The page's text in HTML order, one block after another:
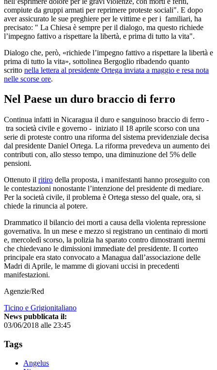
compiute da gruppi armati per reprimere proteste sociali". E dopo
aver assicurato le sue preghiere per le vittime e per i familiari, ha
precisato: " La Chiesa è sempre per il dialogo, ma questo richiede
l’impegno fattivo a rispettare la libertà, e prima di tutto la vita".
Dialogo che, però, «richiede l’impegno fattivo a rispettare la libertà e
prima di tutto la vita», sottolinea Bergoglio ribadendo quanto
scritto nella lettera al presidente Ortega inviata a maggio e resa nota
nelle scorse ore.
Nel Paese un duro braccio di ferro
Continua infatti in Nicaragua il duro e sanguinoso braccio di ferro -
tra società civile e governo - iniziato il 18 aprile scorso con una
serie di proteste contro una riforma del sistema previdenziale decisa
dal presidente Daniel Ortega. La riforma prevedeva un aumento dei
contributi con, allo stesso tempo, una diminuzione del 5% delle
pensioni.
Ottenuto il ritiro della proposta, i manifestanti hanno proseguito con
le contestazioni nonostante l’intenzione del presidente di mediare.
Per la società civile, il problema è Ortega stesso del quale, ora, si
chiede la rinuncia al potere.
Drammatico il bilancio dei morti a causa della violenta repressione
governativa. In un mese e mezzo si registrano un centinaio di morti
e, mercoledì scorso, la polizia ha sparato contro dimostranti inermi
che chiedevano le dimissioni immediate del presidente. Il corteo
principale era stato convocato a Managua dall’associazione delle
Madri di Aprile, le mamme di giovani uccisi in precedenti
manifestazioni.
Agenzie/Red
Ticino e Grigionitaliano
News pubblicata il:
03/06/2018 alle 23:45
Tags
Angelus